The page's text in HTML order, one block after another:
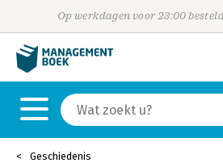
Op werkdagen voor 23:00
Geschiedenis